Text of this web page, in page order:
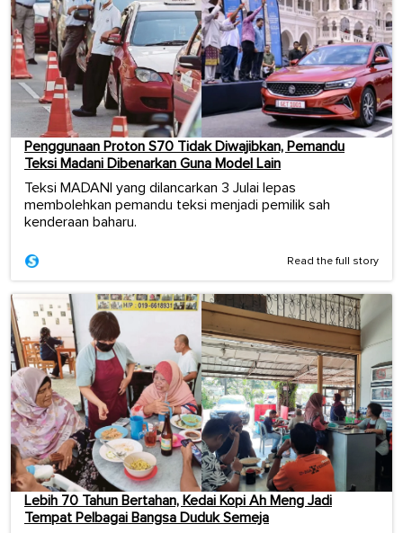
Penggunaan Proton S70 Tidak Diwajibkan, Pemandu
Teksi Madani Dibenarkan Guna Model Lain
Teksi MADANI yang dilancarkan 3 Julai lepas
membolehkan pemandu teksi menjadi pemilik sah
kenderaan baharu.
Read the full story
Lebih 70 Tahun Bertahan, Kedai Kopi Ah Meng Jadi
Tempat Pelbagai Bangsa Duduk Semeja